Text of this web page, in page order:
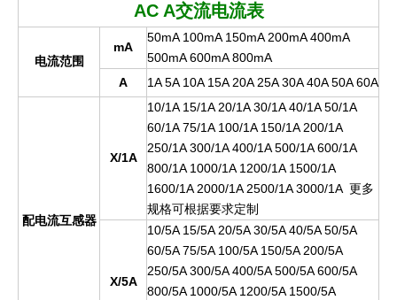
AC A交流电流表
电流范围
mA
50mA 100mA 150mA 200mA 400mA
500mA 600mA 800mA
A
1A 5A 10A 15A 20A 25A 30A 40A 50A 60A
配电流互感器
X/1A
10/1A 15/1A 20/1A 30/1A 40/1A 50/1A
60/1A 75/1A 100/1A 150/1A 200/1A
250/1A 300/1A 400/1A 500/1A 600/1A
800/1A 1000/1A 1200/1A 1500/1A
1600/1A 2000/1A 2500/1A 3000/1A 更多
规格可根据要求定制
X/5A
10/5A 15/5A 20/5A 30/5A 40/5A 50/5A
60/5A 75/5A 100/5A 150/5A 200/5A
250/5A 300/5A 400/5A 500/5A 600/5A
800/5A 1000/5A 1200/5A 1500/5A